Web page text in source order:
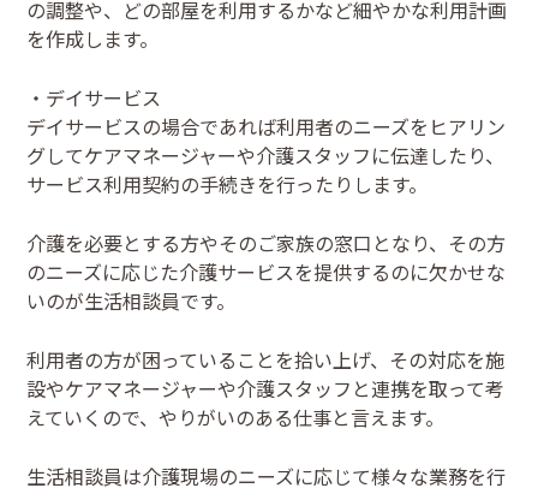
の調整や、どの部屋を利用するかなど細やかな利用計画
を作成します。
・デイサービス
デイサービスの場合であれば利用者のニーズをヒアリン
グしてケアマネージャーや介護スタッフに伝達したり、
サービス利用契約の手続きを行ったりします。
介護を必要とする方やそのご家族の窓口となり、その方
のニーズに応じた介護サービスを提供するのに欠かせな
いのが生活相談員です。
利用者の方が困っていることを拾い上げ、その対応を施
設やケアマネージャーや介護スタッフと連携を取って考
えていくので、やりがいのある仕事と言えます。
生活相談員は介護現場のニーズに応じて様々な業務を行